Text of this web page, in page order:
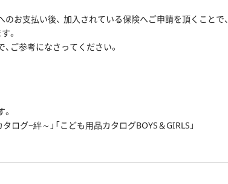
お支払い後、 加入されている保険へご申請を頂くことで、
。
ご参考になさってください。
ログ~絆～」「こども用品カタログBOYS＆GIRLS」